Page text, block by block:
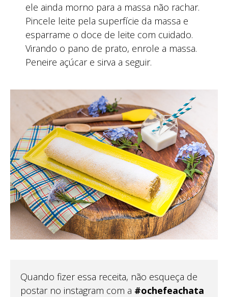
ele ainda morno para a massa não rachar.
Pincele leite pela superfície da massa e
esparrame o doce de leite com cuidado.
Virando o pano de prato, enrole a massa.
Peneire açúcar e sirva a seguir.
Quando fizer essa receita, não esqueça de
postar no instagram com a #ochefeachata